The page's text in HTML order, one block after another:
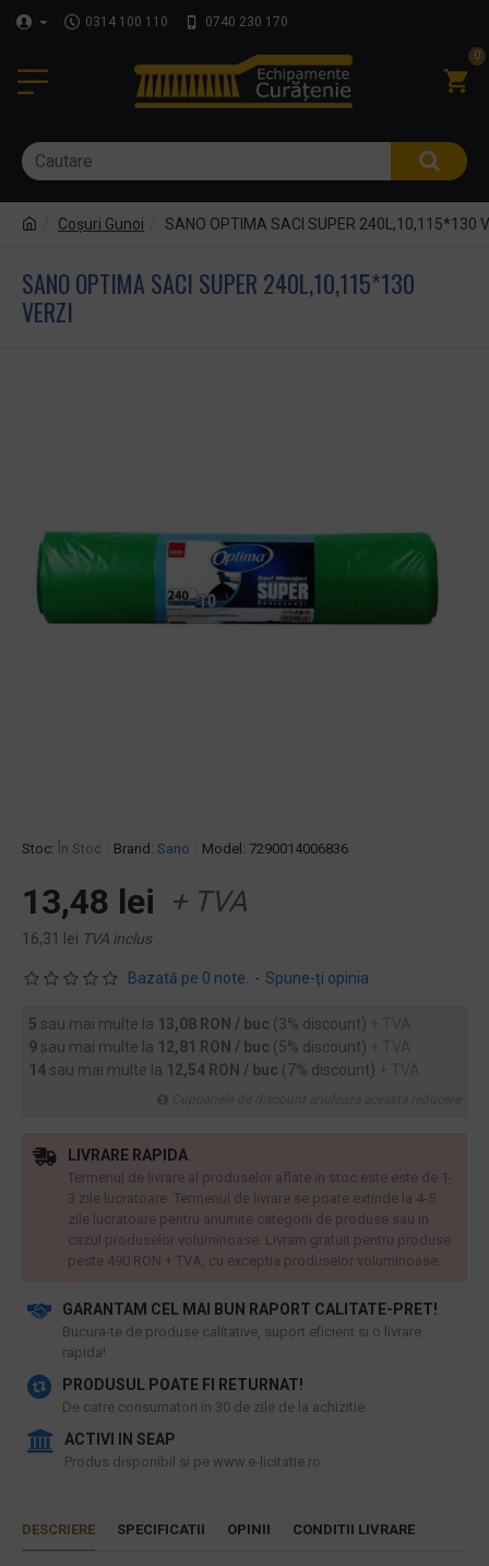
0314 100 110 0740 230 170
0
Coşuri Gunoi SANO OPTIMA SACI SUPER 240L,10,115*130
SANO OPTIMA SACI SUPER 240L,10,115*130
VERZI
Stoc: În Stoc Brand: Sano Model: 7290014006836
Bazată pe 0 note. - Spune-ţi opinia
13,48 lei + TVA
16,31 lei TVA inclus
5 sau mai multe la 13,08 RON / buc (3% discount)
9 sau mai multe la 12,81 RON / buc (5% discount)
14 sau mai multe la 12,54 RON / buc (7% discount)
GARANTAM CEL MAI BUN RAPORT CALITATE-PRET!
​Bucura-te de produse calitative, suport eficient si o livrare
rapida!
PRODUSUL POATE FI RETURNAT!
De catre consumatori in 30 de zile de la achizitie
ACTIVI IN SEAP
Produs disponibil si pe www.e-licitatie.ro
LIVRARE RAPIDA
Termenul de livrare al produselor aflate in stoc este este de 1-
3 zile lucratoare. Termenul de livrare se poate extinde la 4-5
zile lucratoare pentru anumite categorii de produse sau in
cazul produselor voluminoase. Livram gratuit pentru produse
peste 490 RON + TVA, cu exceptia produselor voluminoase.
DESCRIERE SPECIFICATII OPINII CONDITII LIVRARE